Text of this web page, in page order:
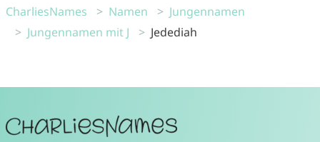
CharliesNames Namen
Jungennamen
Jungennamen mit J
Jedediah